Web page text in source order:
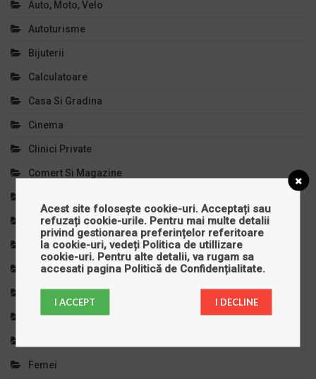
Auto, Moto, Velo
Autoturisme
Bijuterii
Calculatoare
Casa Si Gradina
Cinema
Clinici Private
Comert Si Magazine
Cursuri Si Meditatii
Decoratiuni
Diverse
Divertisment
Educatie Si Invatamant
Femei
Acest site folosește cookie-uri. Acceptați sau
refuzați cookie-urile. Pentru mai multe detalii
privind gestionarea preferințelor referitoare
la cookie-uri, vedeți Politica de utillizare
cookie-uri. Pentru alte detalii, va rugam sa
accesati pagina Politică de Confidențialitate.
I ACCEPT I DECLINE